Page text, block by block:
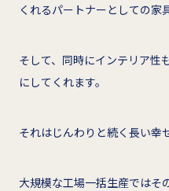
くれるパートナーとしての家
そして、同時にインテリア性
にしてくれます。
それはじんわりと続く長い幸
大規模な工場一括生産ではそ